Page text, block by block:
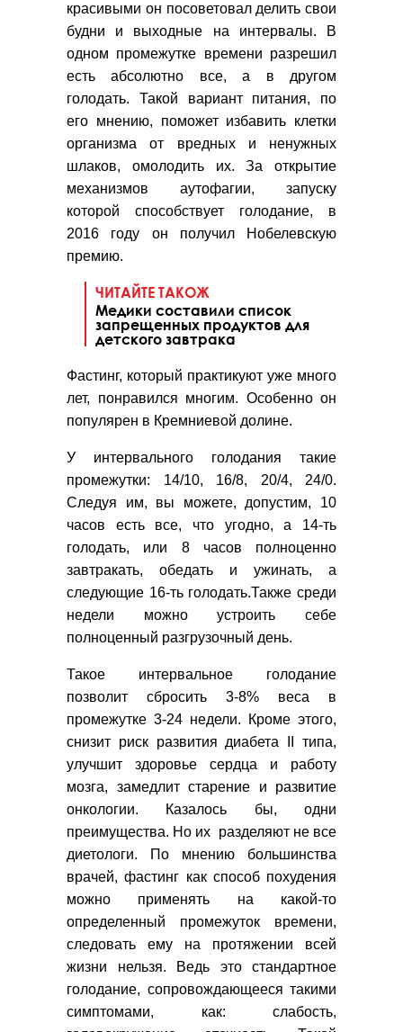
красивыми он посоветовал делить свои
будни и выходные на интервалы. В
одном промежутке времени разрешил
есть абсолютно все, а в другом
голодать. Такой вариант питания, по
его мнению, поможет избавить клетки
организма от вредных и ненужных
шлаков, омолодить их. За открытие
механизмов аутофагии, запуску
которой способствует голодание, в
2016 году он получил Нобелевскую
премию.
ЧИТАЙТЕ ТАКОЖ
Медики составили список
запрещенных продуктов для
детского завтрака
Фастинг, который практикуют уже много
лет, понравился многим. Особенно он
популярен в Кремниевой долине.
У интервального голодания такие
промежутки: 14/10, 16/8, 20/4, 24/0.
Следуя им, вы можете, допустим, 10
часов есть все, что угодно, а 14-ть
голодать, или 8 часов полноценно
завтракать, обедать и ужинать, а
следующие 16-ть голодать.Также среди
недели можно устроить себе
полноценный разгрузочный день.
Такое интервальное голодание
позволит сбросить 3-8% веса в
промежутке 3-24 недели. Кроме этого,
снизит риск развития диабета II типа,
улучшит здоровье сердца и работу
мозга, замедлит старение и развитие
онкологии. Казалось бы, одни
преимущества. Но их разделяют не все
диетологи. По мнению большинства
врачей, фастинг как способ похудения
можно применять на какой-то
определенный промежуток времени,
следовать ему на протяжении всей
жизни нельзя. Ведь это стандартное
голодание, сопровождающееся такими
симптомами, как: слабость,